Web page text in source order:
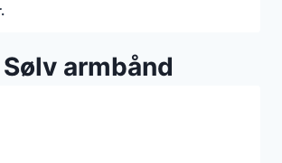
Den
er:
armbånd